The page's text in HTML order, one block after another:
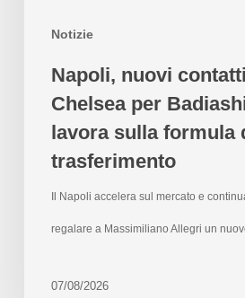
Notizie
Napoli, nuovi
Chelsea per
lavora sulla formula
trasferimento
Il Napoli accelera sul mercato e
regalare a Massimiliano Allegri un
07/08/2026